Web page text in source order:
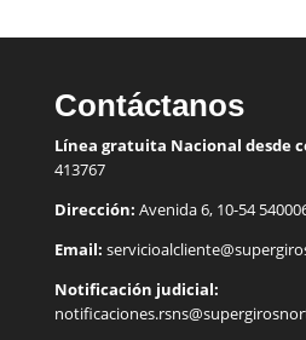
Contáctanos
Línea gratuita Nacional desde
413767
Dirección: Avenida 6, 10-54
Email:
Notificación judicial: